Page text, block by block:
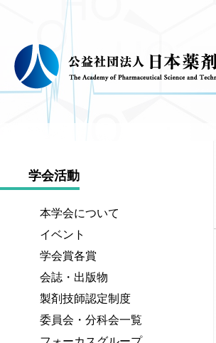
へ
学会活動
本学会について
執
部
会
長
ッ
セ
イベント
開
中
／
開
催
学会賞各賞
公
案
内
薬
会誌・出版物
学
誌
「薬
製剤技師認定制度
認
委員会・分科会一覧
国